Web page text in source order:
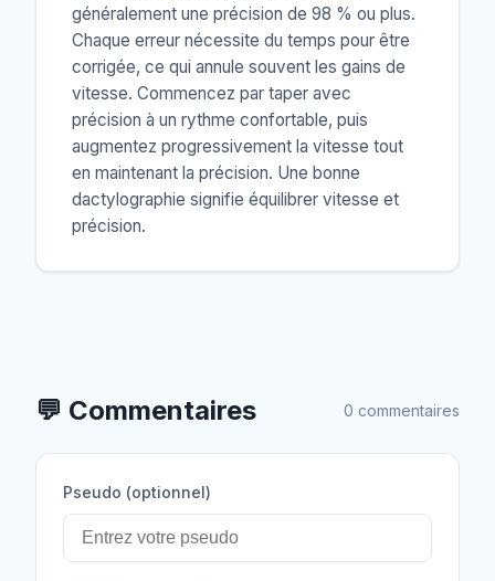
généralement une précision de 98 % ou plus.
Chaque erreur nécessite du temps pour être
corrigée, ce qui annule souvent les gains de
vitesse. Commencez par taper avec
précision à un rythme confortable, puis
augmentez progressivement la vitesse tout
en maintenant la précision. Une bonne
dactylographie signifie équilibrer vitesse et
précision.
💬 Commentaires 0 commentaires
Pseudo (optionnel)